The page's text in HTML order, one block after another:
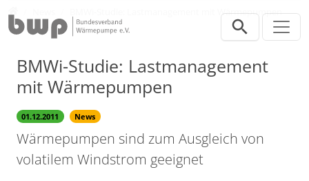
BMWi-Studie: Lastmanagement mit Wärmepumpen
BMWi-Studie: Lastmanagement
mit Wärmepumpen
01.12.2011 News
Wärmepumpen sind zum Ausgleich von
volatilem Windstrom geeignet